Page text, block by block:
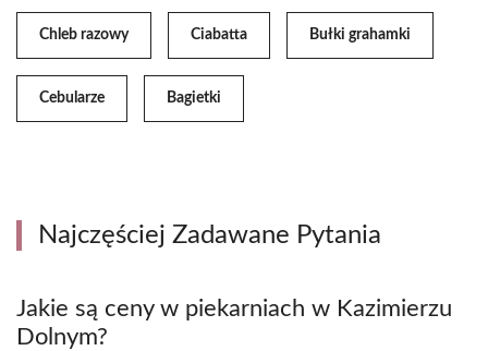
Chleb razowy Ciabatta Bułki grahamki
Cebularze Bagietki
Najczęściej Zadawane Pytania
Jakie są ceny w piekarniach w Kazimierzu
Dolnym?